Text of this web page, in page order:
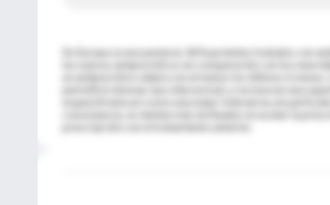
En Europa se encuestaron 369 pacientes tratados con
permitirá retomar una vida normal, y reconocen una
consonancia, se sienten más inclinados en acatar la